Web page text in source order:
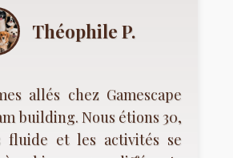
Théophile P.
allés chez Gamescape
building. Nous étions 30,
fluide et les activités se